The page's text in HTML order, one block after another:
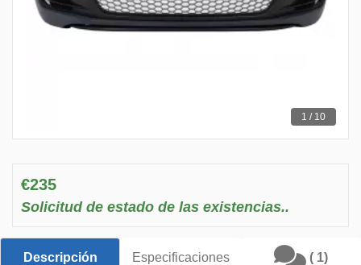
1 / 10
€235
Solicitud de estado de las existencias..
Descripción Especificaciones ( 1)